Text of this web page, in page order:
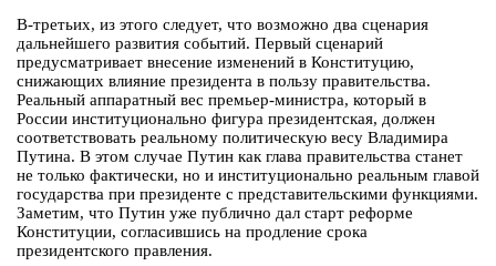
В-третьих, из этого следует, что возможно два сценария
дальнейшего развития событий. Первый сценарий
предусматривает внесение изменений в Конституцию,
снижающих влияние президента в пользу правительства.
Реальный аппаратный вес премьер-министра, который в
России институционально фигура президентская, должен
соответствовать реальному политическую весу Владимира
Путина. В этом случае Путин как глава правительства станет
не только фактически, но и институционально реальным главой
государства при президенте с представительскими функциями.
Заметим, что Путин уже публично дал старт реформе
Конституции, согласившись на продление срока
президентского правления.